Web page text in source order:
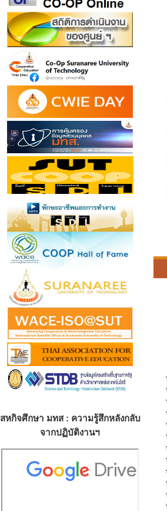
สหกิจศึกษา มทส : ความรู้สึกหลังกลับ
จากปฏิบัติงานฯ